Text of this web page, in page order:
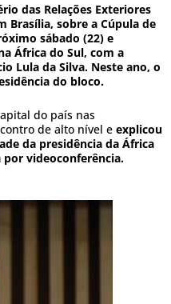
das Relações Exteriores
Brasília, sobre a Cúpula de
sábado (22) e
África do Sul, com a
Lula da Silva. Neste ano, o
do bloco.
do país nas
de alto nível e explicou
da presidência da África
videoconferência.